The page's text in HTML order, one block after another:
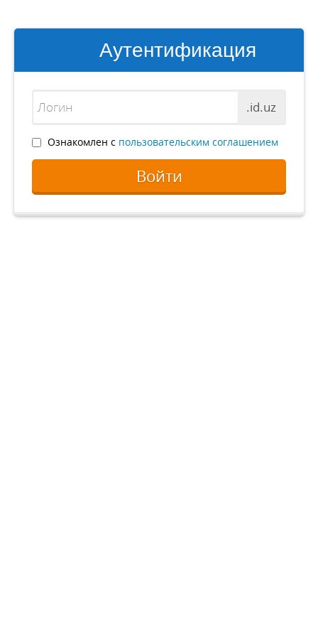
Аутентификация
.id.uz
Ознакомлен с пользовательским соглашением
Войти